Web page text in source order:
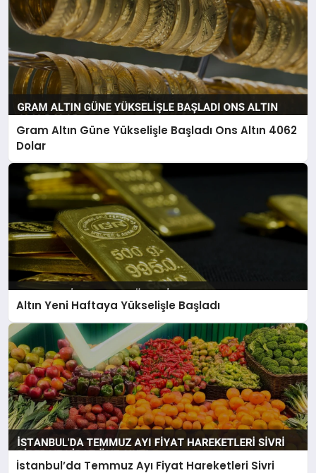
Gram Altın Güne Yükselişle Başladı Ons Altın 4062
Dolar
Altın Yeni Haftaya Yükselişle Başladı
İstanbul’da Temmuz Ayı Fiyat Hareketleri Sivri